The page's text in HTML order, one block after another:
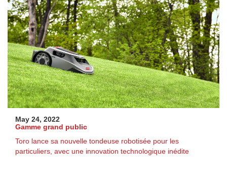
Location
Entreprise
Bibliothèque visuelle Toro
May 24, 2022
Gamme grand public
Toro lance sa nouvelle tondeuse robotisée pour les
particuliers, avec une innovation technologique inédite